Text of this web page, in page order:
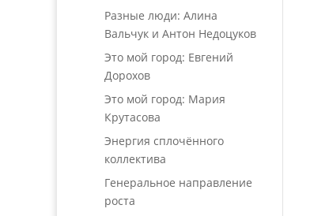
Разные люди: Алина
Вальчук и Антон Недоцуков
Это мой город: Евгений
Дорохов
Это мой город: Мария
Крутасова
Энергия сплочённого
коллектива
Генеральное направление
роста